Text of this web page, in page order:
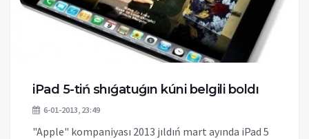
iPad 5-tiń shıǵatuǵın kúni belgili boldı
6-01-2013, 23:49
"Apple" kompaniyası 2013 jıldıń mart ayında iPad 5